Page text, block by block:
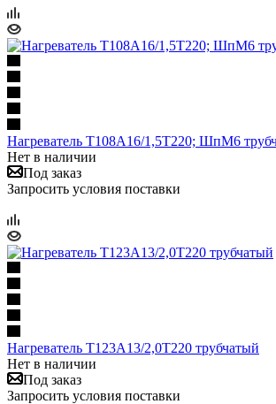
Нагреватель Т108А16/1,5Т220; ШпМ6
Нет в наличии
Под заказ
Запросить условия поставки
Нагреватель Т123А13/2,0Т220 трубчатый
Нет в наличии
Под заказ
Запросить условия поставки